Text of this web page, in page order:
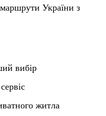
України з
вибір
житла